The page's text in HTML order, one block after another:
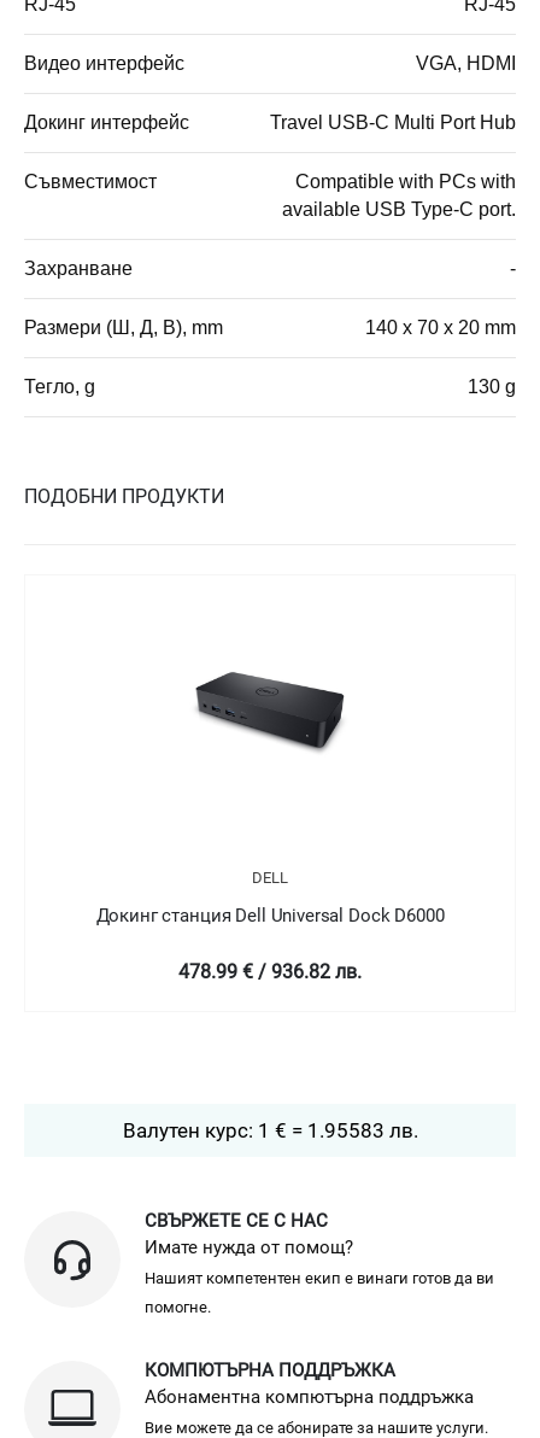
RJ-45 RJ-45
Видео интерфейс VGA, HDMI
Докинг интерфейс Travel USB-C Multi Port Hub
Съвместимост
Compatible with PCs with
available USB Type-C port.
Захранване -
Размери (Ш, Д, В), mm 140 x 70 x 20 mm
Тегло, g 130 g
ПОДОБНИ ПРОДУКТИ
DELL
Докинг станция Dell Universal Dock D6000
478.99 € / 936.82 лв.
Валутен курс: 1 € = 1.95583 лв.
СВЪРЖЕТЕ СЕ С НАС
Имате нужда от помощ?
Нашият компетентен екип е винаги готов да ви
помогне.
КОМПЮТЪРНА ПОДДРЪЖКА
Абонаментна компютърна поддръжка
Вие можете да се абонирате за нашите услуги.